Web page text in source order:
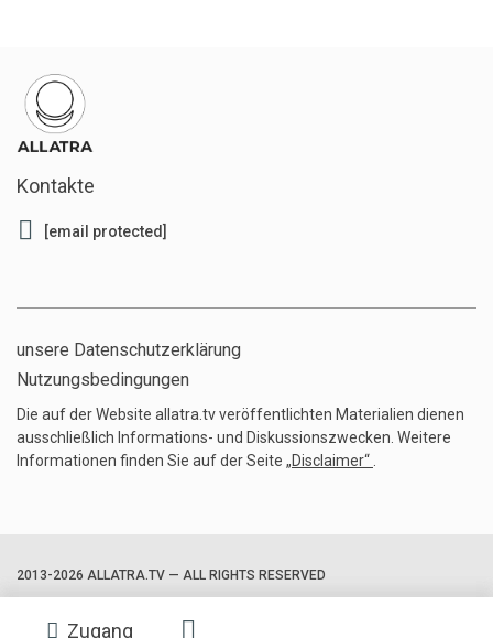
Kontakte
[email protected]
unsere Datenschutzerklärung
Nutzungsbedingungen
Die auf der Website allatra.tv veröffentlichten Materialien dienen
ausschließlich Informations- und Diskussionszwecken. Weitere
Informationen finden Sie auf der Seite „Disclaimer“
2013-2026 ALLATRA.TV — ALL RIGHTS RESERVED
Zugang